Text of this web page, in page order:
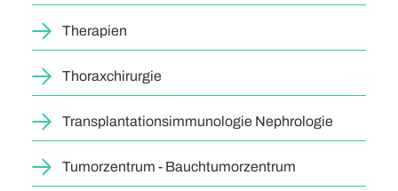
Therapien
Thoraxchirurgie
Transplantationsimmunologie Nephrologie
Tumorzentrum - Bauchtumorzentrum